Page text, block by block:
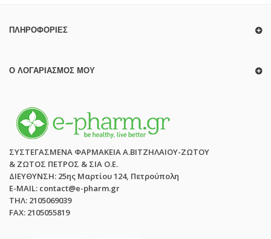
ΠΛΗΡΟΦΟΡΊΕΣ
Ο ΛΟΓΑΡΙΑΣΜΌΣ ΜΟΥ
ΣΥΣΤΕΓΑΣΜΕΝΑ ΦΑΡΜΑΚΕΙΑ Α.ΒΙΤΖΗΛΑΙΟΥ-ΖΩΤΟΥ
& ΖΩΤΟΣ ΠΕΤΡΟΣ & ΣΙΑ Ο.Ε.
ΔΙΕΥΘΥΝΣΗ: 25ης Μαρτίου 124, Πετρούπολη
E-MAIL: contact@e-pharm.gr
ΤΗΛ: 2105069039
FAX: 2105055819